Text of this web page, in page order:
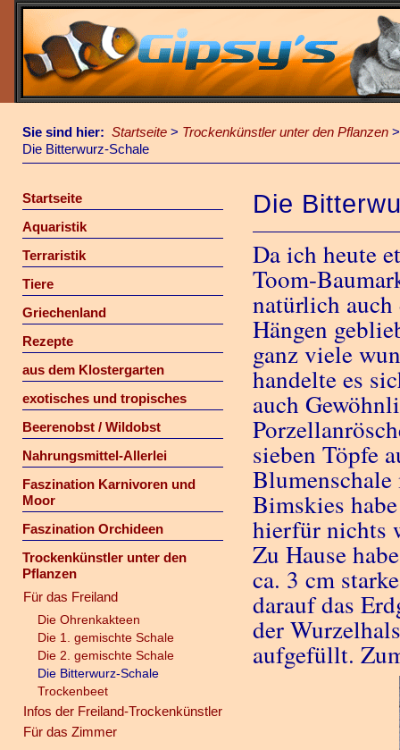
Sie sind hier: Startseite > Trockenkünstler unter den Pflanzen
Die Bitterwurz-Schale
Startseite
Aquaristik
Terraristik
Tiere
Griechenland
Rezepte
aus dem Klostergarten
exotisches und tropisches
Beerenobst / Wildobst
Nahrungsmittel-Allerlei
Faszination Karnivoren und
Moor
Faszination Orchideen
Trockenkünstler unter den
Pflanzen
Für das Freiland
Die Ohrenkakteen
Die 1. gemischte Schale
Die 2. gemischte Schale
Die Bitterwurz-Schale
Trockenbeet
Infos der Freiland-Trockenkünstler
Für das Zimmer
Die
Da ich heute
Toom-
natürlich
Hängen
ganz viele
handelte es
auch
sieben Töpfe
Bimskies
hierfür nichts
Zu Hause
ca. 3 cm
darauf das
der
aufgefüllt.